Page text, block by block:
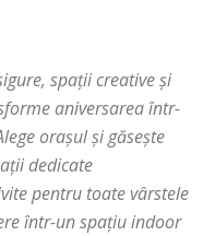
spații creative și
aniversarea într-
orașul și găsește
dedicate
pentru toate vârstele
într-un spațiu indoor